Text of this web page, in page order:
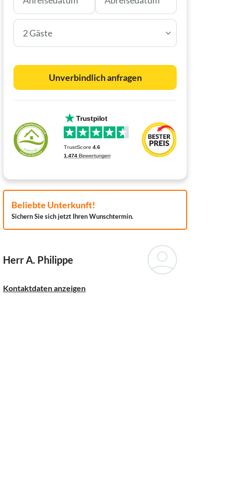
2 Gäste
Unverbindlich anfragen
Beliebte Unterkunft!
Sichern Sie sich jetzt Ihren Wunschtermin.
Herr A. Philippe
Kontaktdaten anzeigen